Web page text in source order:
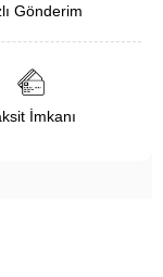
Gönderim
İmkanı